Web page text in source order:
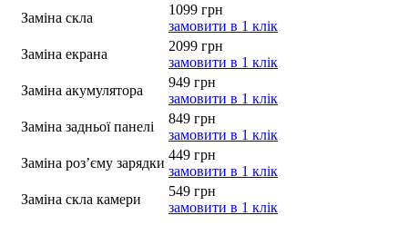
Заміна скла
1099 грн
замовити в 1 клік
Заміна екрана
2099 грн
замовити в 1 клік
Заміна акумулятора
949 грн
замовити в 1 клік
Заміна задньої панелі
849 грн
замовити в 1 клік
Заміна роз’єму зарядки
449 грн
замовити в 1 клік
Заміна скла камери
549 грн
замовити в 1 клік